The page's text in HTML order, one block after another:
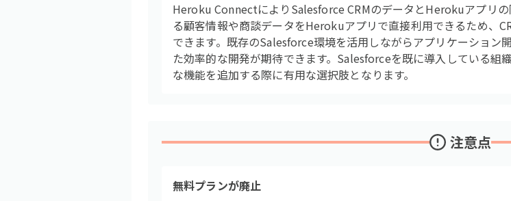
Heroku ConnectによりSalesforce CRMのデータとHerokuアプリ
る顧客情報や商談データをHerokuアプリで直接利用できるため、
できます。既存のSalesforce環境を活用しながらアプリケーション
た効率的な開発が期待できます。Salesforceを既に導入している組
な機能を追加する際に有用な選択肢となります。
注意点
無料プランが廃止